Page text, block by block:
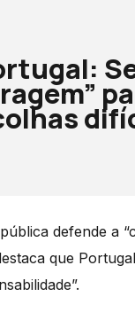
defende a
que